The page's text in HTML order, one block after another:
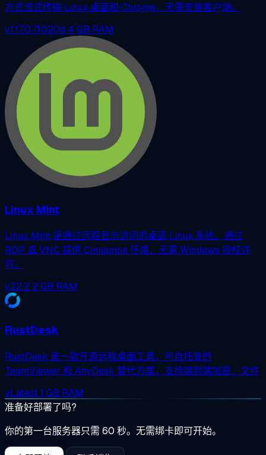
方式流式传输 Linux 桌面和 Chrome，无需安装客户端。
v1.17.0.7f020d 4 GB RAM
Linux Mint
Linux Mint 是通过远程显示访问的桌面 Linux 系统。通过
RDP 或 VNC 提供 Cinnamon 环境，无需 Windows 授权许
可。
v22.2 2 GB RAM
RustDesk
RustDesk 是一款开源远程桌面工具，可自托管的
TeamViewer 和 AnyDesk 替代方案，支持端到端加密、文件
vLatest1 GB RAM
准备好部署了吗?
你的第一台服务器只需 60 秒。无需绑卡即可开始。